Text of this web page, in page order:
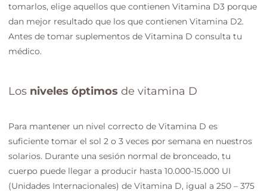
tomarlos, elige aquellos que contienen Vitamina D3 porque
dan mejor resultado que los que contienen Vitamina D2.
Antes de tomar suplementos de Vitamina D consulta tu
médico.
Los niveles óptimos de vitamina D
Para mantener un nivel correcto de Vitamina D es
suficiente tomar el sol 2 o 3 veces por semana en nuestros
solarios. Durante una sesión normal de bronceado, tu
cuerpo puede llegar a producir hasta 10.000-15.000 UI
(Unidades Internacionales) de Vitamina D, igual a 250 – 375